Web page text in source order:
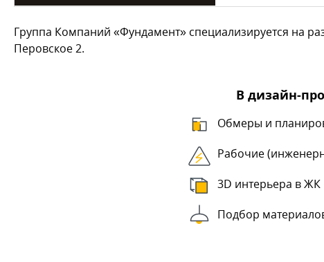
Группа Компаний «Фундамент» специализируется на
Перовское 2.
В дизайн-
Обмеры и
Рабочие
3D интерьера в ЖК
Подбор